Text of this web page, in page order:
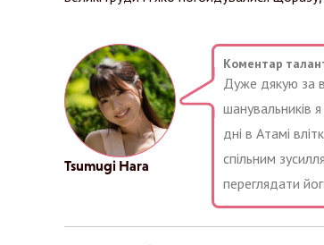
Tsumugi Hara
Коментар
Дуже дякую за
шанувальників
дні в Атамі
спільним
переглядати